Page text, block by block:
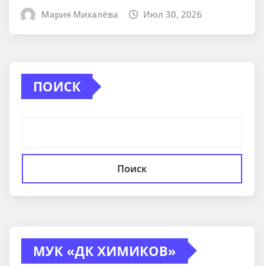
Мария Михалёва Июл 30, 2026
ПОИСК
Поиск
МУК «ДК ХИМИКОВ»